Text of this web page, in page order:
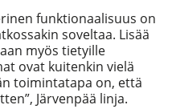
funktionaalisuus on
soveltaa. Lisää
myös tietyille
ovat kuitenkin vielä
toimintatapa on, että
Järvenpää linja.